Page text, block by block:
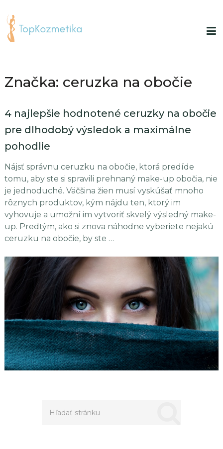
Značka: ceruzka na obočie
4 najlepšie hodnotené ceruzky na obočie
pre dlhodobý výsledok a maximálne
pohodlie
Nájsť správnu ceruzku na obočie, ktorá predíde
tomu, aby ste si spravili prehnaný make-up obočia, nie
je jednoduché. Väčšina žien musí vyskúšať mnoho
rôznych produktov, kým nájdu ten, ktorý im
vyhovuje a umožní im vytvoriť skvelý výsledný make-
up. Predtým, ako si znova náhodne vyberiete nejakú
ceruzku na obočie, by ste …